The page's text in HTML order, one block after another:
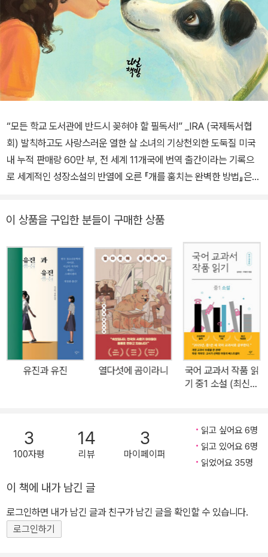
“모든 학교 도서관에 반드시 꽂혀야 할 필독서!” _IRA (국제독서협
회) 발칙하고도 사랑스러운 열한 살 소녀의 기상천외한 도둑질 미국
내 누적 판매랑 60만 부, 전 세계 11개국에 번역 출간이라는 기록으
로 세계적인 성장소설의 반열에 오른 『개를 훔치는 완벽한 방법』은
은 미국 원작의 일러스트로 표지를 새롭게 단장하여 작품의 클래식한
매력을 더욱 돋보이게 했다. 작품은 개정을 통해 깊은 교훈과 눈 뗄 수
없는 즐거움을 함께 제공하며 청소년 독자에게 다시금 고전의 재미를
선보인다. 이야기는 열한 살 조지나가 단짝 친구에게 떠돌이 생활을
들키는 날에서부터 시작된다. 아빠가 도망가고 살던 집에서 쫓겨나면
서 조지나와 엄마, 어린 동생은 하루아침에 길거리에 나앉았다. 엄마
가 밤낮으로 일해 집세를 구하는 동안 조지나는 어린 동생과 자동차
에서 자고 맥도널드 화장실에서 씻는 생활을 반복하며, 전처럼 편안
한 집에서 지내던 평범한 삶을 꿈꾼다. 입 가벼운 단짝 친구에게만은
죽어도 숨기고 싶던 가난한 생활을 끝끝내 들키고 만 그날 밤, 조지나
프로젝트가 시작된다. 아이의 눈을 통해 가족의 의미와 책임감 있는
선택을 이야기하는 유쾌한 소설 “때로는 뒤에 남긴 삶의 자취가 앞에
놓인 길보다 더 중요한 법이란다.” 바바라 오코너의 가장 큰 무기는
은 유머러스함’으로 포장해 무겁지 않게 전한다. 그의 이러한 매력은
대표작인 『개를 훔치는 완벽한 방법』에서 가장 잘 드러난다. 조지나
의 가족이 처한 현실은 가혹하고 냉정하다. 1달러짜리 지폐로 채운 마
이 상품을 구입한 분들이 구매한 상품
유진과 유진 열다섯에 곰이라니
국어 교과서 작품 읽
기 중1 소설 (최신개
3
100자평
14
리뷰
3
마이페이퍼
읽고 싶어요 6명
읽고 있어요 6명
읽었어요 35명
이 책에 내가 남긴 글
로그인하면 내가 남긴 글과 친구가 남긴 글을 확인할 수 있습니다.
로그인하기